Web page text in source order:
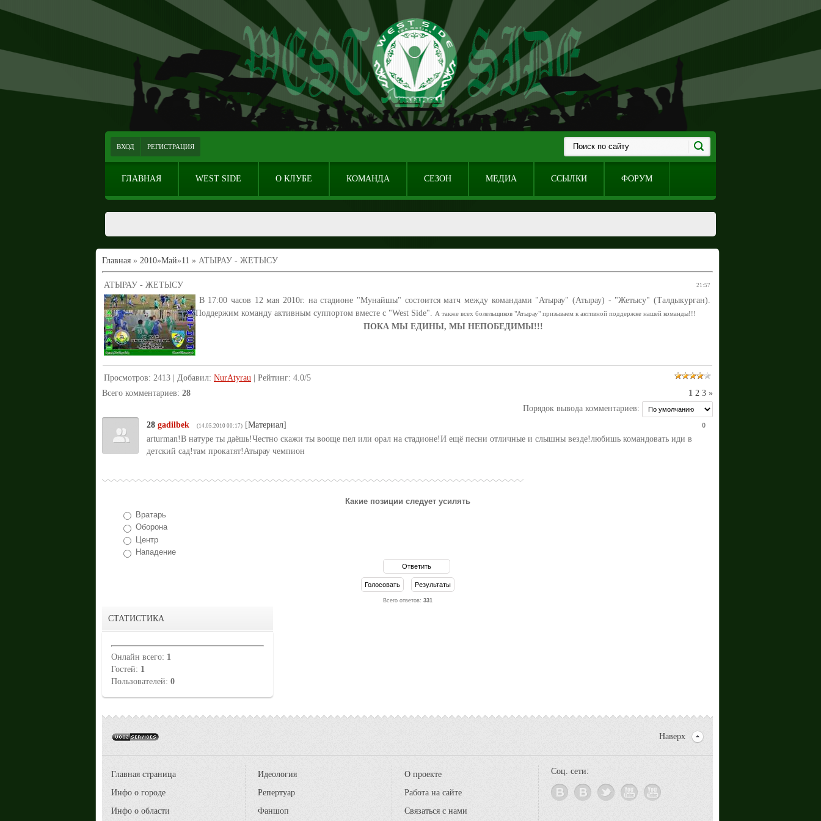
ВХОД РЕГИСТРАЦИЯ
ГЛАВНАЯ WEST SIDE О КЛУБЕ КОМАНДА СЕЗОН МЕДИА ССЫЛКИ ФОРУМ
Главная » 2010»Май»11 » АТЫРАУ - ЖЕТЫСУ
21:57
АТЫРАУ - ЖЕТЫСУ
В 17:00 часов 12 мая 2010г. на стадионе "Мунайшы" состоится матч между командами "Атырау" (Атырау) - "Жетысу" (Талдыкурган).
Поддержим команду активным суппортом вместе с "West Side". А также всех болельщиков "Атырау" призываем к активной поддержке нашей команды!!!
ПОКА МЫ ЕДИНЫ, МЫ НЕПОБЕДИМЫ!!!
Просмотров: 2413 Добавил: NurAtyrau Рейтинг: 4.0/5
Всего комментариев: 28 1 2 3 »
Порядок вывода комментариев:
0
28 gadilbek (14.05.2010 00:17) [Материал]
arturman!В натуре ты даёшь!Честно скажи ты вооще пел или орал на стадионе!И ещё песни отличные и слышны везде!любишь командовать иди в
детский сад!там прокатят!Атырау чемпион
Какие позиции следует усилять
Вратарь
Оборона
Центр
Нападение
Всего ответов: 331
СТАТИСТИКА
Онлайн всего: 1
Гостей: 1
Пользователей: 0
Наверх
Главная страница
Инфо о городе
Инфо о области
Идеология
Репертуар
Фаншоп
О проекте
Работа на сайте
Связаться с нами
Соц. сети: